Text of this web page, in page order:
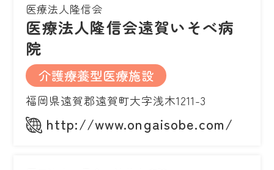
医療法人隆信会
医療法人隆信会遠賀いそべ病
院
介護療養型医療施設
福岡県遠賀郡遠賀町大字浅木1211-3
http://www.ongaisobe.com/